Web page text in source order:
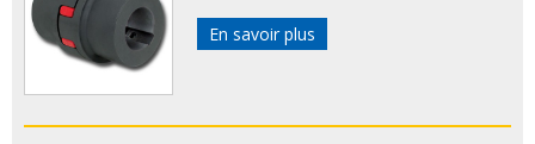
En savoir plus